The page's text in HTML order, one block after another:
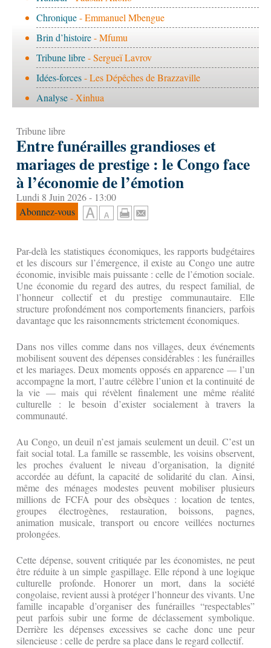
Chronique- Emmanuel Mbengue
Brin d’histoire- Mfumu
Tribune libre- Sergueï Lavrov
Idées-forces- Les Dépêches de Brazzaville
Analyse- Xinhua
Tribune libre
Entre funérailles grandioses et
mariages de prestige : le Congo face
à l’économie de l’émotion
Lundi 8 Juin 2026 - 13:00
Abonnez-vous
Par-delà les statistiques économiques, les rapports budgétaires
et les discours sur l’émergence, il existe au Congo une autre
économie, invisible mais puissante : celle de l’émotion sociale.
Une économie du regard des autres, du respect familial, de
l’honneur collectif et du prestige communautaire. Elle
structure profondément nos comportements financiers, parfois
davantage que les raisonnements strictement économiques.
Dans nos villes comme dans nos villages, deux événements
mobilisent souvent des dépenses considérables : les funérailles
et les mariages. Deux moments opposés en apparence — l’un
accompagne la mort, l’autre célèbre l’union et la continuité de
la vie — mais qui révèlent finalement une même réalité
culturelle : le besoin d’exister socialement à travers la
communauté.
Au Congo, un deuil n’est jamais seulement un deuil. C’est un
fait social total. La famille se rassemble, les voisins observent,
les proches évaluent le niveau d’organisation, la dignité
accordée au défunt, la capacité de solidarité du clan. Ainsi,
même des ménages modestes peuvent mobiliser plusieurs
millions de FCFA pour des obsèques : location de tentes,
groupes électrogènes, restauration, boissons, pagnes,
animation musicale, transport ou encore veillées nocturnes
prolongées.
Cette dépense, souvent critiquée par les économistes, ne peut
être réduite à un simple gaspillage. Elle répond à une logique
culturelle profonde. Honorer un mort, dans la société
congolaise, revient aussi à protéger l’honneur des vivants. Une
famille incapable d’organiser des funérailles “respectables”
peut parfois subir une forme de déclassement symbolique.
Derrière les dépenses excessives se cache donc une peur
silencieuse : celle de perdre sa place dans le regard collectif.